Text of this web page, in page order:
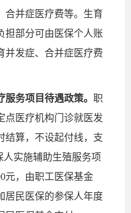
合并症医疗费等。生育
担部分可由医保个人账
并发症、合并症医疗费
务项目待遇政策。 职
点医疗机构门诊就医发
结算，不设起付线，支
人实施辅助生殖服务项
元，由职工医保基金
居民医保的参保人年度